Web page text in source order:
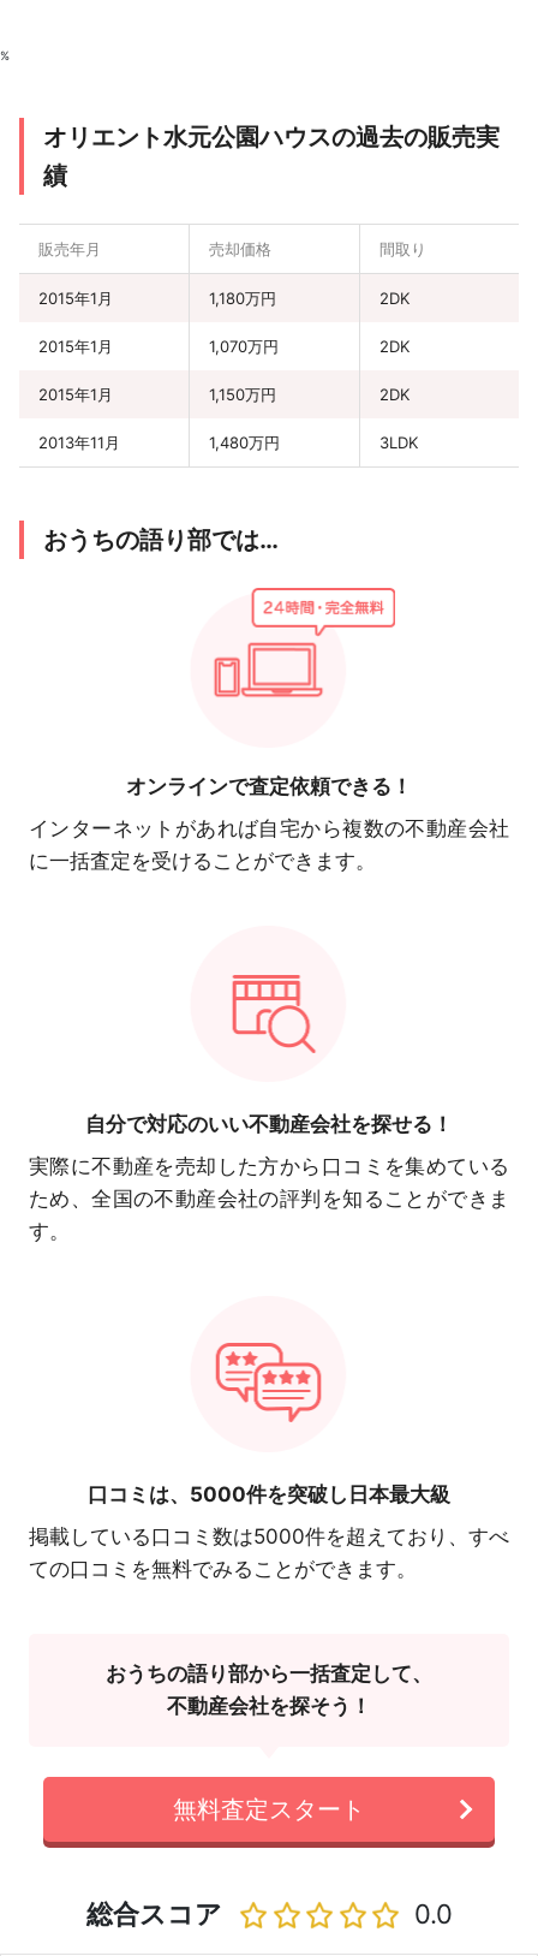
%
オリエント水元公園ハウスの過去の販売実
績
販売年月 売却価格 間取り
2015年1月 1,180万円 2DK
2015年1月 1,070万円 2DK
2015年1月 1,150万円 2DK
2013年11月 1,480万円 3LDK
おうちの語り部では…
オンラインで査定依頼できる！
インターネットがあれば自宅から複数の不動産会社
に一括査定を受けることができます。
自分で対応のいい不動産会社を探せる！
実際に不動産を売却した方から口コミを集めている
ため、全国の不動産会社の評判を知ることができま
す。
口コミは、 5000件を突破し日本最大級
掲載している口コミ数は5000件を超えており、すべ
ての口コミを無料でみることができます。
おうちの語り部から一括査定して、
不動産会社を探そう！
無料査定スタート
総合スコア 0.0